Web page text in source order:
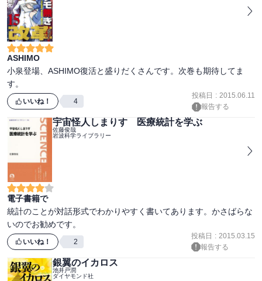
ASHIMO
小泉登場、ASHIMO復活と盛りだくさんです。次巻も期待してま
いいね！ 4
投稿日 : 2015.06.11
報告する
宇宙怪人しまりす 医療統計を学ぶ
佐藤俊哉
岩波科学ライブラリー
電子書籍で
統計のことが対話形式でわかりやすく書いてあります。かさばらな
いのでお勧めです。
いいね！ 2
投稿日 : 2015.03.15
報告する
銀翼のイカロス
池井戸潤
ダイヤモンド社